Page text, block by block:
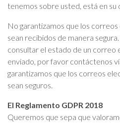
tenemos sobre usted, está en su
No garantizamos que los
sean recibidos de manera
consultar el estado de un correo
enviado, por favor contáctenos
garantizamos que los correos
sean seguros.
El Reglamento GDPR 2018
Queremos que sepa que